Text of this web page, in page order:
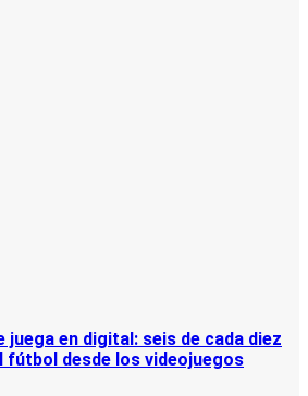
juega en digital: seis de cada diez
fútbol desde los videojuegos